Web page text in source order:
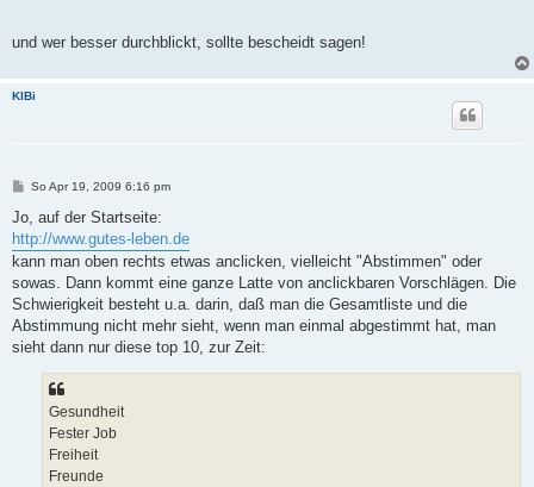
und wer besser durchblickt, sollte bescheidt sagen!
KlBi
B
i
r
a
g
So Apr 19, 2009 6:16 pm
Jo, auf der Startseite:
http://www.gutes-leben.de
kann man oben rechts etwas anclicken, vielleicht "Abstimmen" oder
sowas. Dann kommt eine ganze Latte von anclickbaren Vorschlägen. Die
Schwierigkeit besteht u.a. darin, daß man die Gesamtliste und die
Abstimmung nicht mehr sieht, wenn man einmal abgestimmt hat, man
sieht dann nur diese top 10, zur Zeit:
Gesundheit
Fester Job
Freiheit
Freunde